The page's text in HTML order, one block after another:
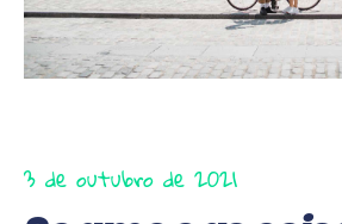
3 de outubro de 2021